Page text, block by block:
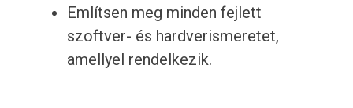
Említsen meg minden fejlett
szoftver- és hardverismeretet,
amellyel rendelkezik.